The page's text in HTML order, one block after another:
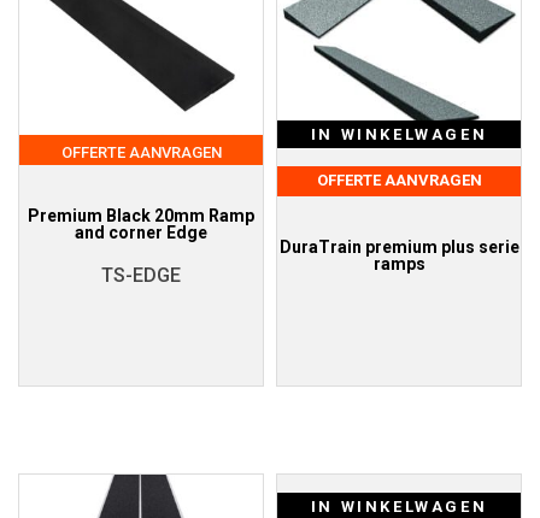
OFFERTE AANVRAGEN
Premium Black 20mm Ramp
and corner Edge
TS-EDGE
IN WINKELWAGEN
OFFERTE AANVRAGEN
DuraTrain premium plus serie
ramps
IN WINKELWAGEN